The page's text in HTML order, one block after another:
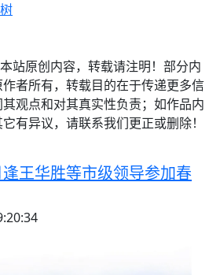
站原创内容，转载请注明！部分内
者所有，转载目的在于传递更多信
观点和对其真实性负责；如作品内
有异议，请联系我们更正或删除！
王华胜等市级领导参加春